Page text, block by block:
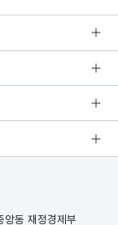
동 재정경제부